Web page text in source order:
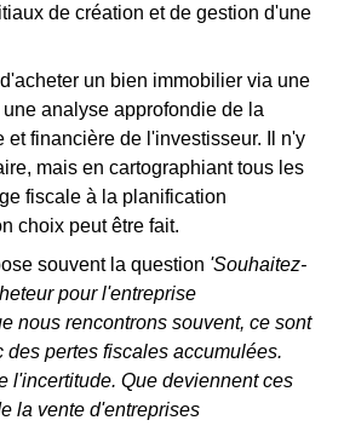
de création et de gestion d'une
un bien immobilier via une
analyse approfondie de la
et financière de l'investisseur. Il n'y
mais en cartographiant tous les
fiscale à la planification
choix peut être fait.
souvent la question 'Souhaitez-
pour l'entreprise
nous rencontrons souvent, ce sont
des pertes fiscales accumulées.
l'incertitude. Que deviennent ces
la vente d'entreprises